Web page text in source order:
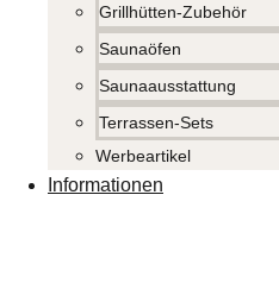
Grillhütten-Zubehör
Saunaöfen
Saunaausstattung
Terrassen-Sets
Werbeartikel
Informationen